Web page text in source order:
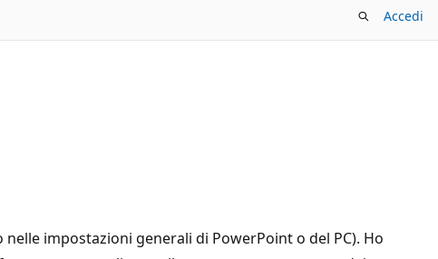
Accedi
impostazioni generali di PowerPoint o del PC). Ho